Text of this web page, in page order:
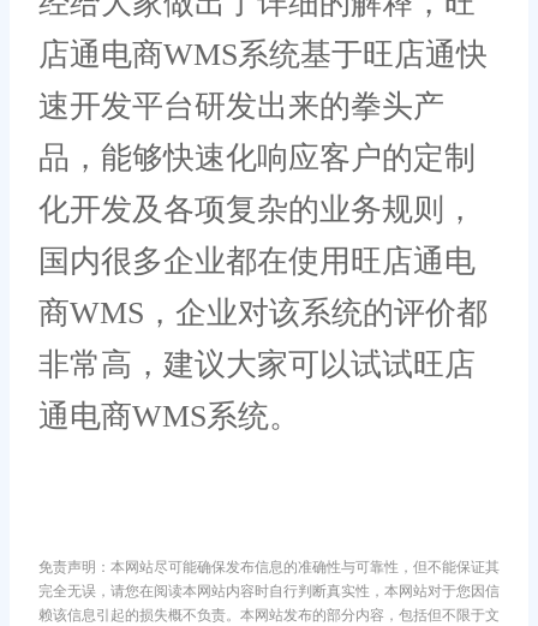
店通电商WMS系统基于旺店通快
速开发平台研发出来的拳头产
品，能够快速化响应客户的定制
化开发及各项复杂的业务规则，
国内很多企业都在使用旺店通电
商WMS，企业对该系统的评价都
非常高，建议大家可以试试旺店
通电商WMS系统。
免责声明：本网站尽可能确保发布信息的准确性与可靠性，但不能保证其
完全无误，请您在阅读本网站内容时自行判断真实性，本网站对于您因信
赖该信息引起的损失概不负责。本网站发布的部分内容，包括但不限于文